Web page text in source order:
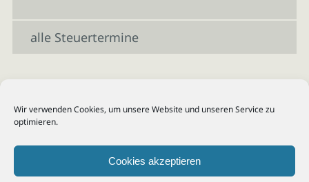
Wir verwenden Cookies, um unsere Website und unseren Service zu
optimieren.
Cookies akzeptieren
alle Steuertermine